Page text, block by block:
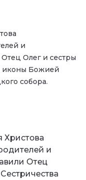
и
Олег и сестры
иконы Божией
собора.
Христова
и
Отец